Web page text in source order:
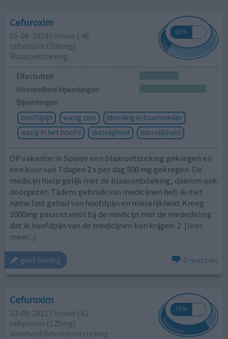
Cefuroxim
05-08-2024 | Vrouw | 46
cefuroxim (500mg)
Blaasontsteking
Effectiviteit
Hoeveelheid bijwerkingen
Bijwerkingen
hoofdpijn
wazig zien
bloeding in baarmoeder
wazig in het hoofd
duizeligheid misselijkheid
OP vakantie in Spanje een blaasontsteking gekregen en
een kuur van 7 dagen 2 x per dag 500 mg gekregen. De
medicijn hielp gelijk met de blaasontsteking, daarom ook
doorgezet. Tijdens gebruik van medicijnen heb ik met
name last gehad van hoofdpijn en misselijkheid. Kreeg
1000mg paracetamol bij de medicijn met de mededeling
dat ik hoofdpijn van de medicijnen kon krijgen. 2 [lees
meer...]
geef mening 0 reacties
Cefuroxim
23-09-2021 | Vrouw | 62
cefuroxim (125mg)
Voorhoofdsholteontsteking